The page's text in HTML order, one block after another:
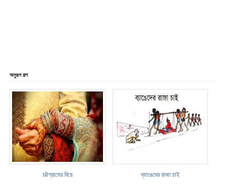
অনুরূপ গল্প
চট্টগ্রামের বিয়ে ব্যাঙেদের রাজা চাই